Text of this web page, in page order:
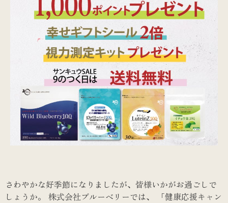
さわやかな好季節になりましたが、皆様いかがお過ごしで
しょうか。 株式会社ブルーベリーでは、 「健康応援キャン